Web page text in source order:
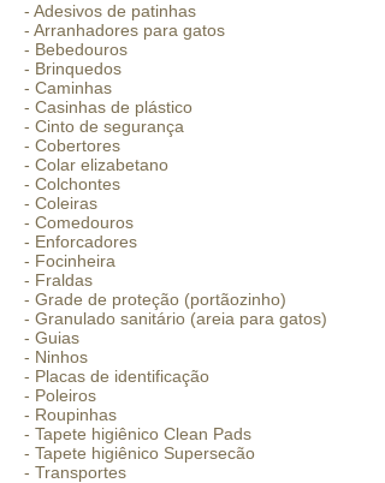
- Adesivos de patinhas
- Arranhadores para gatos
- Bebedouros
- Brinquedos
- Caminhas
- Casinhas de plástico
- Cinto de segurança
- Cobertores
- Colar elizabetano
- Colchontes
- Coleiras
- Comedouros
- Enforcadores
- Focinheira
- Fraldas
- Grade de proteção (portãozinho)
- Granulado sanitário (areia para gatos)
- Guias
- Ninhos
- Placas de identificação
- Poleiros
- Roupinhas
- Tapete higiênico Clean Pads
- Tapete higiênico Supersecão
- Transportes